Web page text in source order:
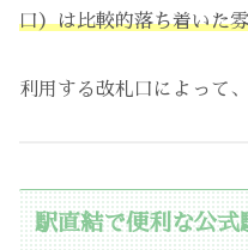
口）は比較的落ち着いた
利用する改札口によって
駅直結で便利な公